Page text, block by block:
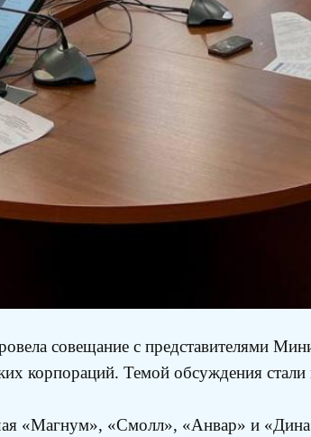
совещание с представителями
корпораций. Темой обсуждения
«Магнум», «Смолл», «Анвар» и